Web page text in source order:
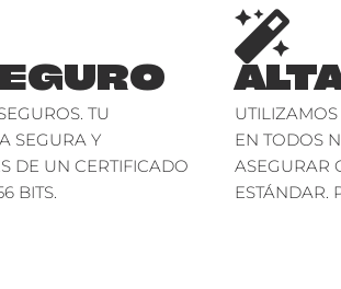
TU
SEGURA Y
DE UN CERTIFICADO
BITS.
EN TODOS
ASEGURAR
ESTÁNDAR.